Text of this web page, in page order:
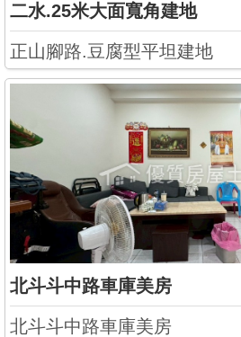
二水.25米大面寬角建地
正山腳路.豆腐型平坦建地
北斗斗中路車庫美房
北斗斗中路車庫美房